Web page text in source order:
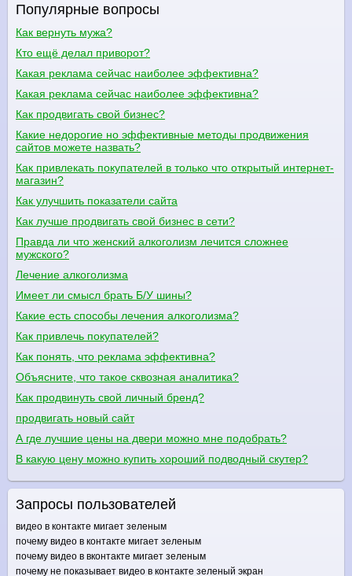
Популярные вопросы
Как вернуть мужа?
Кто ещё делал приворот?
Какая реклама сейчас наиболее эффективна?
Какая реклама сейчас наиболее эффективна?
Как продвигать свой бизнес?
Какие недорогие но эффективные методы продвижения
сайтов можете назвать?
Как привлекать покупателей в только что открытый интернет-
магазин?
Как улучшить показатели сайта
Как лучше продвигать свой бизнес в сети?
Правда ли что женский алкоголизм лечится сложнее
мужского?
Лечение алкоголизма
Имеет ли смысл брать Б/У шины?
Какие есть способы лечения алкоголизма?
Как привлечь покупателей?
Как понять, что реклама эффективна?
Объясните, что такое сквозная аналитика?
Как продвинуть свой личный бренд?
продвигать новый сайт
А где лучшие цены на двери можно мне подобрать?
В какую цену можно купить хороший подводный скутер?
Запросы пользователей
видео в контакте мигает зеленым
почему видео в контакте мигает зеленым
почему видео в вконтакте мигает зеленым
почему не показывает видео в контакте зеленый экран